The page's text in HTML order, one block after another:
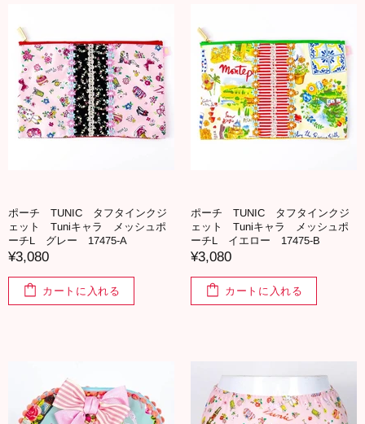
ポーチ TUNIC タフタインクジ
ェット Tuniキャラ メッシュポ
ーチL グレー 17475-A
¥3,080
カートに入れる
ポーチ TUNIC タフタインクジ
ェット Tuniキャラ メッシュポ
ーチL イエロー 17475-B
¥3,080
カートに入れる